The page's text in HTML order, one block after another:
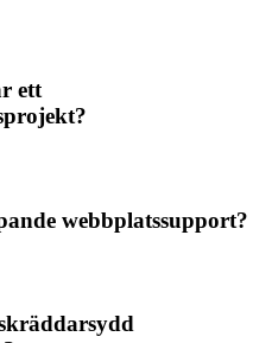
ett
webbplatssupport?